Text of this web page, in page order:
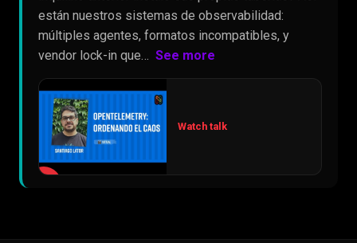
están nuestros sistemas de observabilidad:
múltiples agentes, formatos incompatibles, y
vendor lock-in que… See more
Watch talk